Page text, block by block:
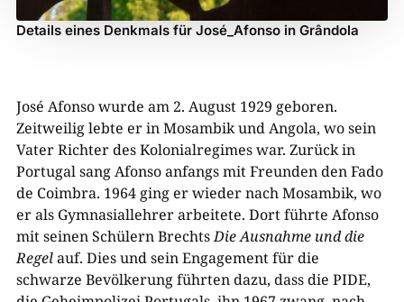
Details eines Denkmals für José_Afonso in Grândola
José Afonso wurde am 2. August 1929 geboren.
Zeitweilig lebte er in Mosambik und Angola, wo sein
Vater Richter des Kolonialregimes war. Zurück in
Portugal sang Afonso anfangs mit Freunden den Fado
de Coimbra. 1964 ging er wieder nach Mosambik, wo
er als Gymnasiallehrer arbeitete. Dort führte Afonso
mit seinen Schülern BrechtsDie Ausnahme und die
Regelauf. Dies und sein Engagement für die
schwarze Bevölkerung führten dazu, dass die PIDE,